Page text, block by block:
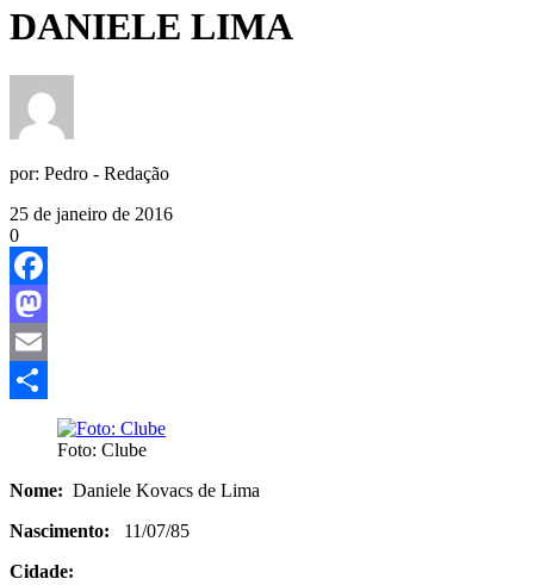
DANIELE LIMA
por: Pedro - Redação
25 de janeiro de 2016
0
Facebook
Mastodon
Email
Foto: Clube
Nome: Daniele Kovacs de Lima
Nascimento: 11/07/85
Cidade: